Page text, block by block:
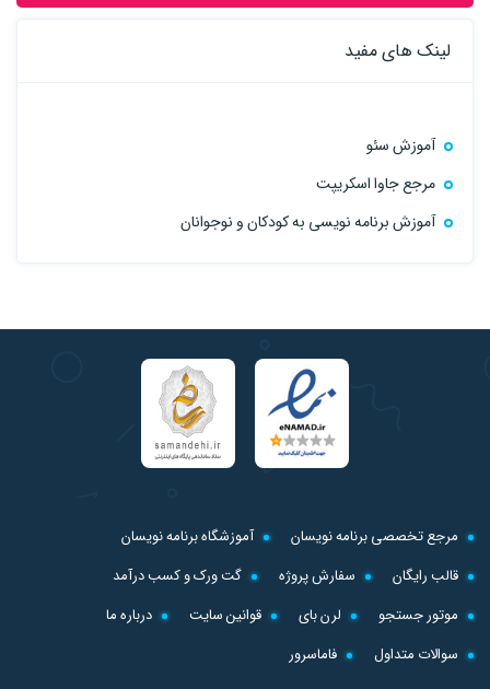
لینک های مفید
آموزش سئو
مرجع جاوا اسکریپت
آموزش برنامه نویسی به کودکان و نوجوانان
مرجع تخصصی برنامه نویسان
آموزشگاه برنامه نویسان
قالب رایگان
سفارش پروژه
گت ورک و کسب درآمد
موتور جستجو
لرن بای قوانین سایت
درباره ما
سوالات متداول
فاماسرور